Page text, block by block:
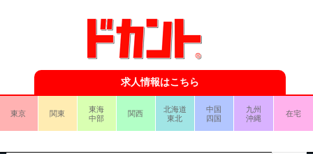
求人情報はこちら
東京 関東
東海
中部
関西
北海道
東北
中国
四国
九州
沖縄
在宅